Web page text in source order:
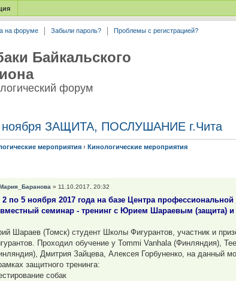
на форуме Забыли пароль? Проблемы с регистрацией?
Байкальского
форум
ноября ЗАЩИТА, ПОСЛУШАНИЕ г.Чита
мероприятия › Кинологические мероприятия
» 11.10.2017, 20:32
по 5 ноября 2017 года на базе Центра
семинар - тренинг с Юрием Шараевым (защита) и
Шараев (Томск) студент Школы Фигурантов, участник и
Проходил обучение у Tommi Vanhala (Финляндия),
Дмитрия Зайцева, Алексея Горбуненко, на данный
защитного тренинга:
собак